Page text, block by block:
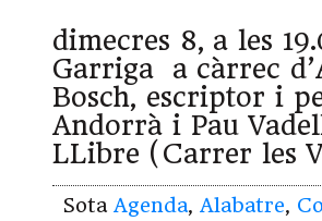
dimecres 8, a les
Garriga a càrrec
Bosch, escriptor i
Andorrà i Pau
LLibre (Carrer les
Sota Agenda, Alabatre,